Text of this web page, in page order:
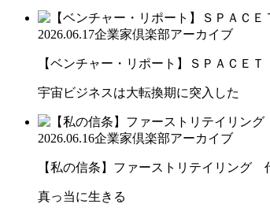
2026.06.17企業家倶楽部アーカイブ
【ベンチャー・リポート】ＳＰＡＣＥＴ
宇宙ビジネスは大転換期に突入した
2026.06.16企業家倶楽部アーカイブ
【私の信条】ファーストリテイリン
真っ当に生きる